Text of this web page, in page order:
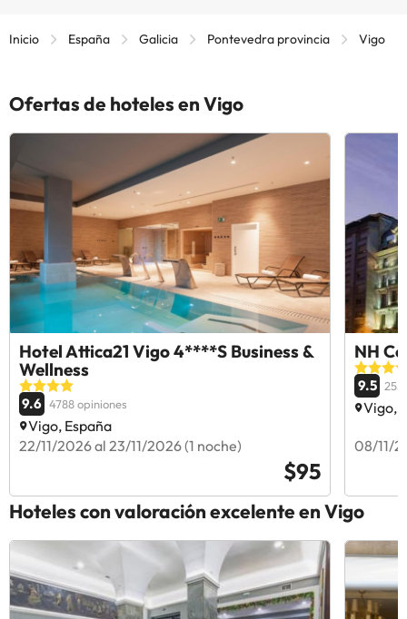
Inicio España Galicia Pontevedra provincia Vigo
Ofertas de hoteles en Vigo
Hotel Attica21 Vigo 4****S Business &
Wellness
9.6 4788 opiniones
Vigo, España
22/11/2026 al 23/11/2026 (1 noche)
$95
NH
9.5
Vigo,
08/11/
Hoteles con valoración excelente en Vigo